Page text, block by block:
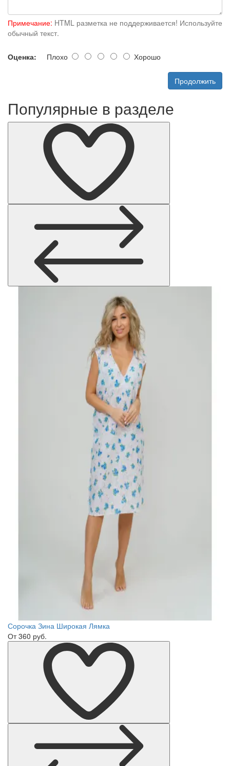
Примечание: HTML разметка не поддерживается! Используйте
обычный текст.
Оценка: Плохо Хорошо
Продолжить
Популярные в разделе
Сорочка Зина Широкая Лямка
От 360 руб.